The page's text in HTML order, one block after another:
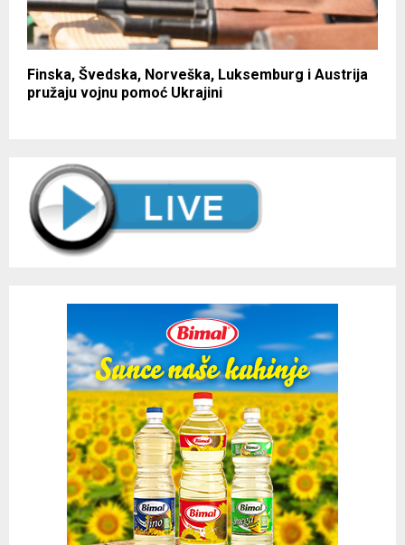
Finska, Švedska, Norveška, Luksemburg i Austrija
pružaju vojnu pomoć Ukrajini